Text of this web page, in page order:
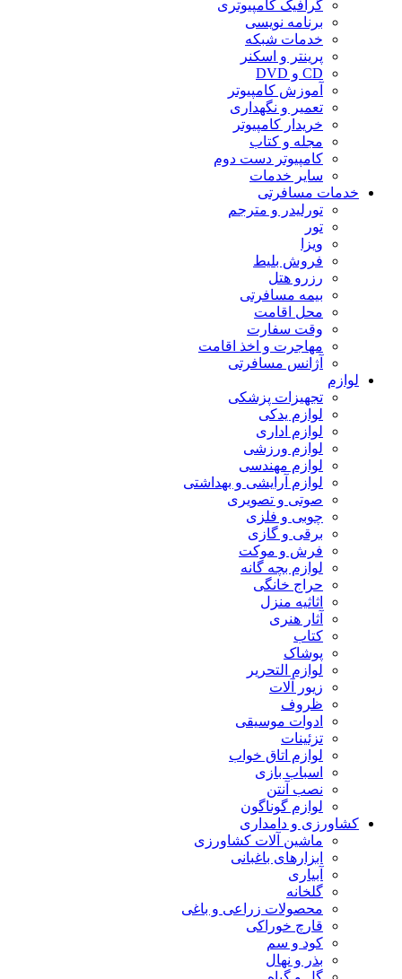
گرافیک کامپیوتری
برنامه نویسی
خدمات شبکه
پرینتر و اسکنر
CD و DVD
آموزش کامپیوتر
تعمیر و نگهداری
خریدار کامپیوتر
مجله و کتاب
کامپیوتر دست دوم
سایر خدمات
خدمات مسافرتی
تورلیدر و مترجم
تور
ویزا
فروش بلیط
رزرو هتل
بیمه مسافرتی
محل اقامت
وقت سفارت
مهاجرت و اخذ اقامت
آژانس مسافرتی
لوازم
تجهیزات پزشکی
لوازم یدکی
لوازم اداری
لوازم ورزشی
لوازم مهندسی
لوازم آرایشی و بهداشتی
صوتی و تصویری
چوبی و فلزی
برقی و گازی
فرش و موکت
لوازم بچه گانه
حراج خانگی
اثاثیه منزل
آثار هنری
کتاب
پوشاک
لوازم التحریر
زیور آلات
ظروف
ادوات موسیقی
تزئینات
لوازم اتاق خواب
اسباب بازی
نصب آنتن
لوازم گوناگون
کشاورزی و دامداری
ماشین آلات کشاورزی
ابزارهای باغبانی
آبیاری
گلخانه
محصولات زراعی و باغی
قارچ خوراکی
کود و سم
بذر و نهال